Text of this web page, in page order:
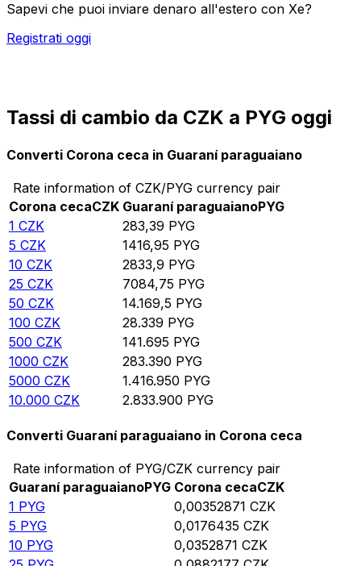
Sapevi che puoi inviare denaro all'estero con Xe?
Registrati oggi
Tassi di cambio da CZK a PYG oggi
Converti Corona ceca in Guaraní paraguaiano
Rate information of CZK/PYG currency pair
Corona cecaCZK Guaraní paraguaianoPYG
1 CZK 283,39 PYG
5 CZK 1416,95 PYG
10 CZK 2833,9 PYG
25 CZK 7084,75 PYG
50 CZK 14.169,5 PYG
100 CZK 28.339 PYG
500 CZK 141.695 PYG
1000 CZK 283.390 PYG
5000 CZK 1.416.950 PYG
10.000 CZK 2.833.900 PYG
Converti Guaraní paraguaiano in Corona ceca
Rate information of PYG/CZK currency pair
Guaraní paraguaianoPYG Corona cecaCZK
1 PYG 0,00352871 CZK
5 PYG 0,0176435 CZK
10 PYG 0,0352871 CZK